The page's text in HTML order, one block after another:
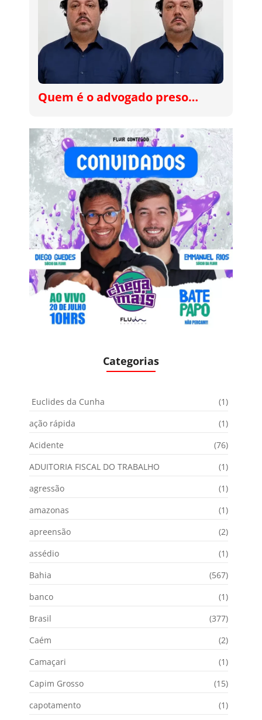
Quem é o advogado preso…
Categorias
Euclides da Cunha
(1)
ação rápida
(1)
Acidente
(76)
ADUITORIA FISCAL DO TRABALHO
(1)
agressão
(1)
amazonas
(1)
apreensão
(2)
assédio
(1)
Bahia
(567)
banco
(1)
Brasil
(377)
Caém
(2)
Camaçari
(1)
Capim Grosso
(15)
capotamento
(1)